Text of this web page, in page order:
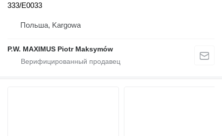
333/E0033
Польша, Kargowa
P.W. MAXIMUS Piotr Maksymów